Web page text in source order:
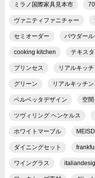
ミラノ国際家具見本市
ヴァニティファニチャー
セミオーダー パウダール
cooking kitchen テキス
プリンセス リアルキッ
グリーン リアルキッチン
ベルベッタデザイン 空
ツヴィリング ヘンケルス
ホワイトマーブル
ダイニングセット
ワイングラス